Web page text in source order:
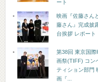
ート
映画『佐藤さん
藤さん』完成披
台挨拶 レポート
第38回 東京国際
画祭(TIFF) コン
ティション部門
画『...